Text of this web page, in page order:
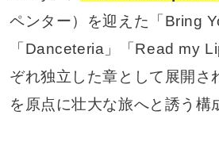
ペンター）を迎えた「Bring
「Danceteria」「Read my
ぞれ独立した章として展開さ
を原点に壮大な旅へと誘う構